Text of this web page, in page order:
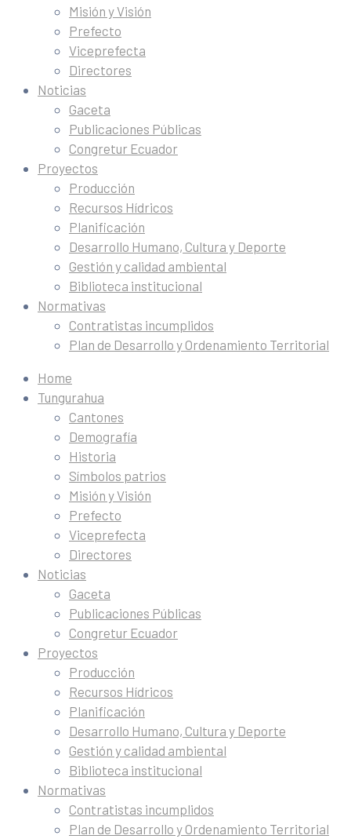
Misión y Visión
Prefecto
Viceprefecta
Directores
Noticias
Gaceta
Publicaciones Públicas
Congretur Ecuador
Proyectos
Producción
Recursos Hídricos
Planificación
Desarrollo Humano, Cultura y Deporte
Gestión y calidad ambiental
Biblioteca institucional
Normativas
Contratistas incumplidos
Plan de Desarrollo y Ordenamiento Territorial
Home
Tungurahua
Cantones
Demografía
Historia
Símbolos patrios
Misión y Visión
Prefecto
Viceprefecta
Directores
Noticias
Gaceta
Publicaciones Públicas
Congretur Ecuador
Proyectos
Producción
Recursos Hídricos
Planificación
Desarrollo Humano, Cultura y Deporte
Gestión y calidad ambiental
Biblioteca institucional
Normativas
Contratistas incumplidos
Plan de Desarrollo y Ordenamiento Territorial